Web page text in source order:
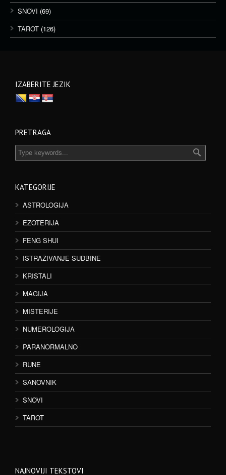
SNOVI (69)
TAROT (126)
IZABERITE JEZIK
PRETRAGA
KATEGORIJE
ASTROLOGIJA
EZOTERIJA
FENG SHUI
ISTRAŽIVANJE SUDBINE
KRISTALI
MAGIJA
MISTERIJE
NUMEROLOGIJA
PARANORMALNO
RUNE
SANOVNIK
SNOVI
TAROT
NAJNOVIJI TEKSTOVI